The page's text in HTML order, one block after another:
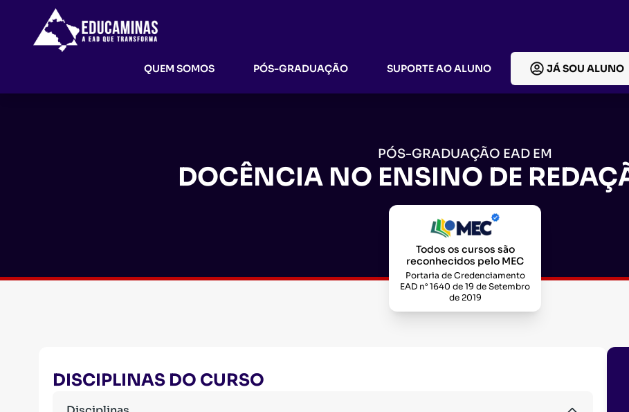
QUEM SOMOS PÓS-GRADUAÇÃO SUPORTE AO ALUNO JÁ SOU ALUNO
PÓS-GRADUAÇÃO EAD EM
DOCÊNCIA NO ENSINO DE
Todos os cursos são
reconhecidos pelo MEC
Portaria de Credenciamento
EAD n° 1640 de 19 de Setembro
de 2019
DISCIPLINAS DO CURSO